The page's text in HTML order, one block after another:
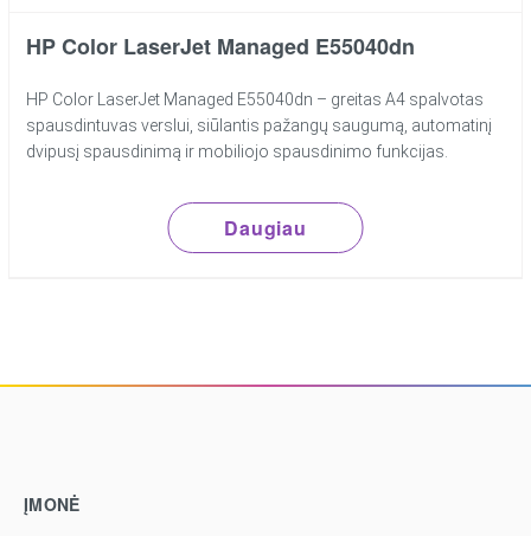
HP Color LaserJet Managed E55040dn
HP Color LaserJet Managed E55040dn – greitas A4 spalvotas
spausdintuvas verslui, siūlantis pažangų saugumą, automatinį
dvipusį spausdinimą ir mobiliojo spausdinimo funkcijas.
Daugiau
ĮMONĖ